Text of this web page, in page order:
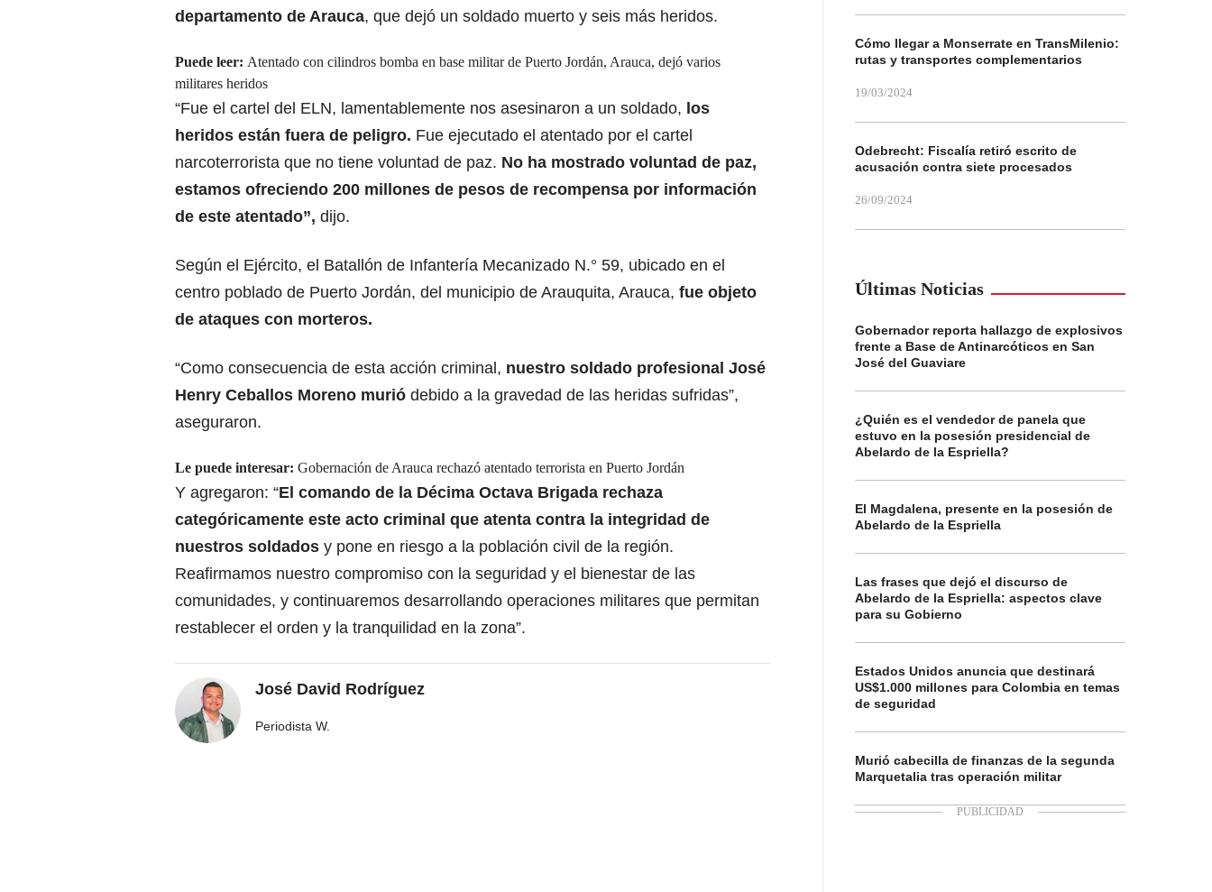
departamento de Arauca, que dejó un soldado muerto y seis más heridos.
Puede leer: Atentado con cilindros bomba en base militar de Puerto Jordán, Arauca, dejó varios
militares heridos
“Fue el cartel del ELN, lamentablemente nos asesinaron a un soldado, los
heridos están fuera de peligro. Fue ejecutado el atentado por el cartel
narcoterrorista que no tiene voluntad de paz. No ha mostrado voluntad de paz,
estamos ofreciendo 200 millones de pesos de recompensa por información
de este atentado”, dijo.
Según el Ejército, el Batallón de Infantería Mecanizado N.° 59, ubicado en el
centro poblado de Puerto Jordán, del municipio de Arauquita, Arauca, fue objeto
de ataques con morteros.
“Como consecuencia de esta acción criminal, nuestro soldado profesional José
Henry Ceballos Moreno murió debido a la gravedad de las heridas sufridas”,
aseguraron.
Le puede interesar: Gobernación de Arauca rechazó atentado terrorista en Puerto Jordán
Y agregaron: “El comando de la Décima Octava Brigada rechaza
categóricamente este acto criminal que atenta contra la integridad de
nuestros soldados y pone en riesgo a la población civil de la región.
Reafirmamos nuestro compromiso con la seguridad y el bienestar de las
comunidades, y continuaremos desarrollando operaciones militares que permitan
restablecer el orden y la tranquilidad en la zona”.
José David Rodríguez
Periodista W.
Cómo llegar a Monserrate en TransMilenio:
rutas y transportes complementarios
19/03/2024
Odebrecht: Fiscalía retiró escrito de
acusación contra siete procesados
26/09/2024
Últimas Noticias
Gobernador reporta hallazgo de explosivos
frente a Base de Antinarcóticos en San
José del Guaviare
¿Quién es el vendedor de panela que
estuvo en la posesión presidencial de
Abelardo de la Espriella?
El Magdalena, presente en la posesión de
Abelardo de la Espriella
Las frases que dejó el discurso de
Abelardo de la Espriella: aspectos clave
para su Gobierno
Estados Unidos anuncia que destinará
US$1.000 millones para Colombia en temas
de seguridad
Murió cabecilla de finanzas de la segunda
Marquetalia tras operación militar